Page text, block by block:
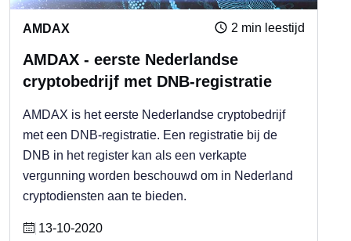
AMDAX 2 min leestijd
AMDAX - eerste Nederlandse
cryptobedrijf met DNB-registratie
AMDAX is het eerste Nederlandse cryptobedrijf
met een DNB-registratie. Een registratie bij de
DNB in het register kan als een verkapte
vergunning worden beschouwd om in Nederland
cryptodiensten aan te bieden.
13-10-2020